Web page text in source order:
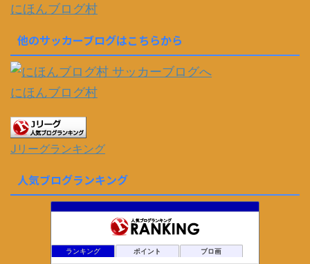
にほんブログ村
他のサッカーブログはこちらから
にほんブログ村
Jリーグランキング
人気ブログランキング
ランキング ポイント ブロ画